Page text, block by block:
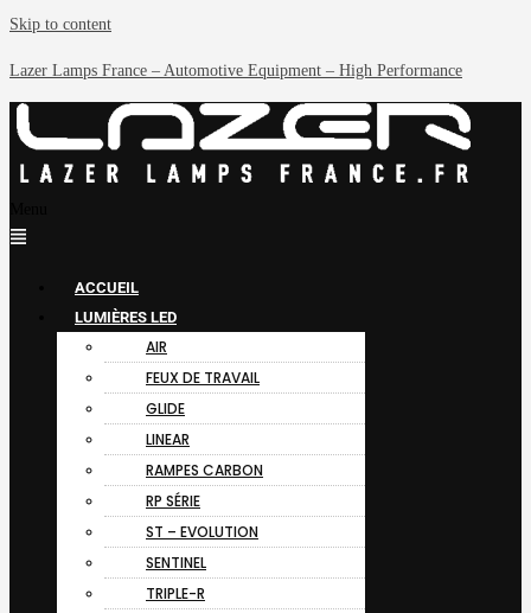
Skip to content
Lazer Lamps France – Automotive Equipment – High Performance
ACCUEIL
LUMIÈRES LED
AIR
FEUX DE TRAVAIL
GLIDE
LINEAR
RAMPES CARBON
RP SÉRIE
ST – EVOLUTION
SENTINEL
TRIPLE-R